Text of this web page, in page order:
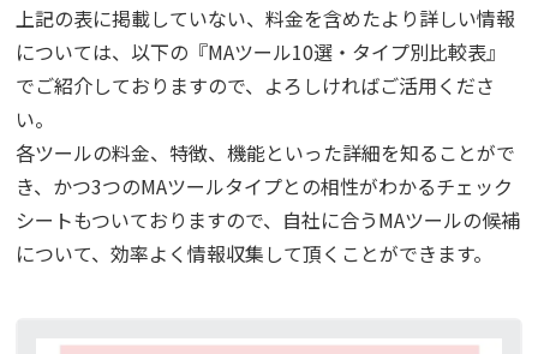
上記の表に掲載していない、料金を含めたより詳しい情報
については、以下の『MAツール10選・タイプ別比較表』
でご紹介しておりますので、よろしければご活用くださ
い。
各ツールの料金、特徴、機能といった詳細を知ることがで
き、かつ3つのMAツールタイプとの相性がわかるチェック
シートもついておりますので、自社に合うMAツールの候補
について、効率よく情報収集して頂くことができます。